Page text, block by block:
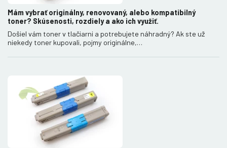
Mám vybrať originálny, renovovaný, alebo kompatibilný
toner? Skúsenosti, rozdiely a ako ich využiť.
Došiel vám toner v tlačiarni a potrebujete náhradný? Ak ste už
niekedy toner kupovali, pojmy originálne,…